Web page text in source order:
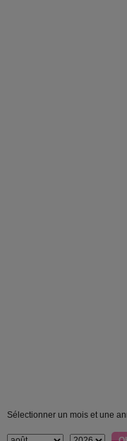
Sélectionner un mois et une